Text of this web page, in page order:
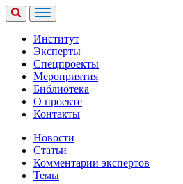
Институт
Эксперты
Спецпроекты
Мероприятия
Библиотека
О проекте
Контакты
Новости
Статьи
Комментарии экспертов
Темы